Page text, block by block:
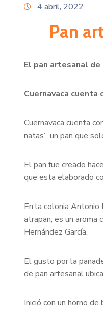
4 abril, 2022
Pan
El pan artesanal
Cuernavaca cuenta
Cuernavaca cuenta
natas”, un pan que
El pan fue creado
que esta elaborado
En la colonia Antonio
atrapan; es un aroma
Hernández García.
El gusto por la
de pan artesanal
Inició con un horno